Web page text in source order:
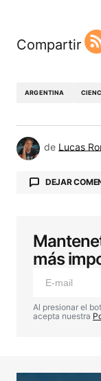
Compartir
ARGENTINA
de Lucas
DEJAR
Tu
publicada.
marcados
Comentario*
más
Al presionar el
acepta nuestra